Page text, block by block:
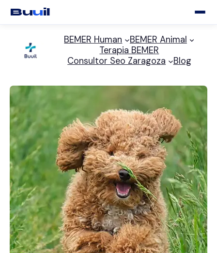
Buuil
contenido
BEMER Human
BEMER Animal
Terapia BEMER
Consultor Seo Zaragoza
Blog